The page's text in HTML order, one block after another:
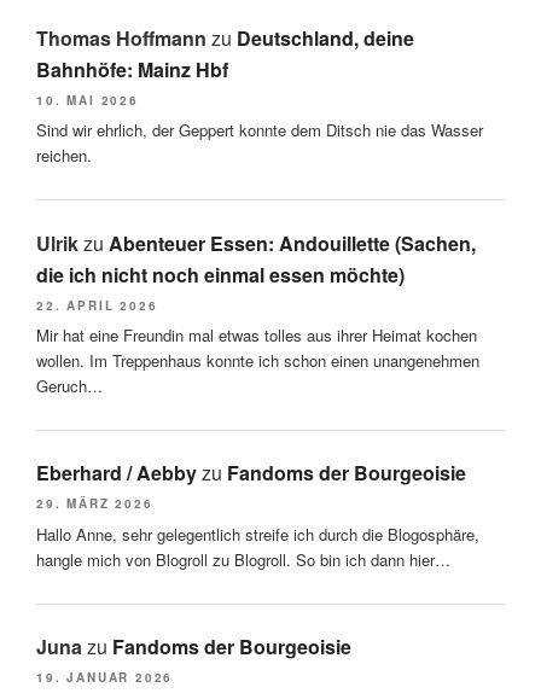
Thomas Hoffmann zu Deutschland, deine
Bahnhöfe: Mainz Hbf
10. MAI 2026
Sind wir ehrlich, der Geppert konnte dem Ditsch nie das Wasser
reichen.
Ulrikzu Abenteuer Essen: Andouillette (Sachen,
die ich nicht noch einmal essen möchte)
22. APRIL 2026
Mir hat eine Freundin mal etwas tolles aus ihrer Heimat kochen
wollen. Im Treppenhaus konnte ich schon einen unangenehmen
Geruch…
Eberhard / Aebbyzu Fandoms der Bourgeoisie
29. MÄRZ 2026
Hallo Anne, sehr gelegentlich streife ich durch die Blogosphäre,
hangle mich von Blogroll zu Blogroll. So bin ich dann hier…
Junazu Fandoms der Bourgeoisie
19. JANUAR 2026